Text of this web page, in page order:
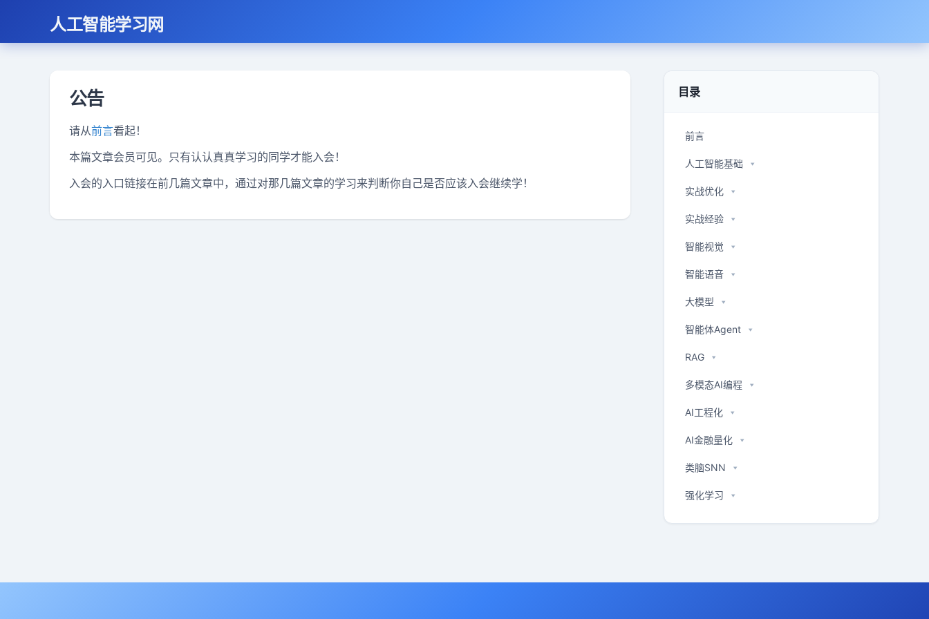
人工智能学习网
公告
请从前言看起！
本篇文章会员可见。只有认认真真学习的同学才能入会！
入会的入口链接在前几篇文章中，通过对那几篇文章的学习来判断你自己是否应该入会继续学！
目录
前言
人工智能基础
实战优化
实战经验
智能视觉
智能语音
大模型
智能体Agent
RAG
多模态AI编程
AI工程化
AI金融量化
类脑SNN
强化学习